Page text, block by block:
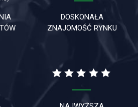
DOSKONAŁA
ZNAJOMOŚĆ RYNKU